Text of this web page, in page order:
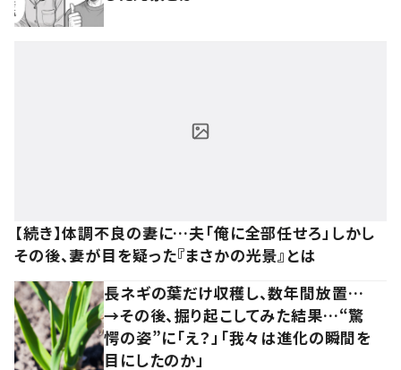
【続き】体調不良の妻に…夫「俺に全部任せろ」しかし
その後、妻が目を疑った『まさかの光景』とは
長ネギの葉だけ収穫し、数年間放置…
→その後、掘り起こしてみた結果…“驚
愕の姿”に「え？」「我々は進化の瞬間を
目にしたのか」